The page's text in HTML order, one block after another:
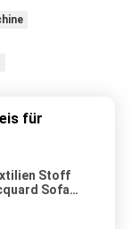
für
Stoff
Sofa